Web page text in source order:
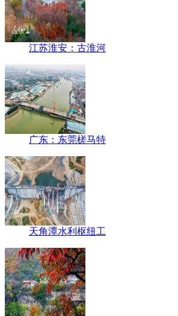
江苏淮安：古淮河
广东：东莞槎马特
天角潭水利枢纽工